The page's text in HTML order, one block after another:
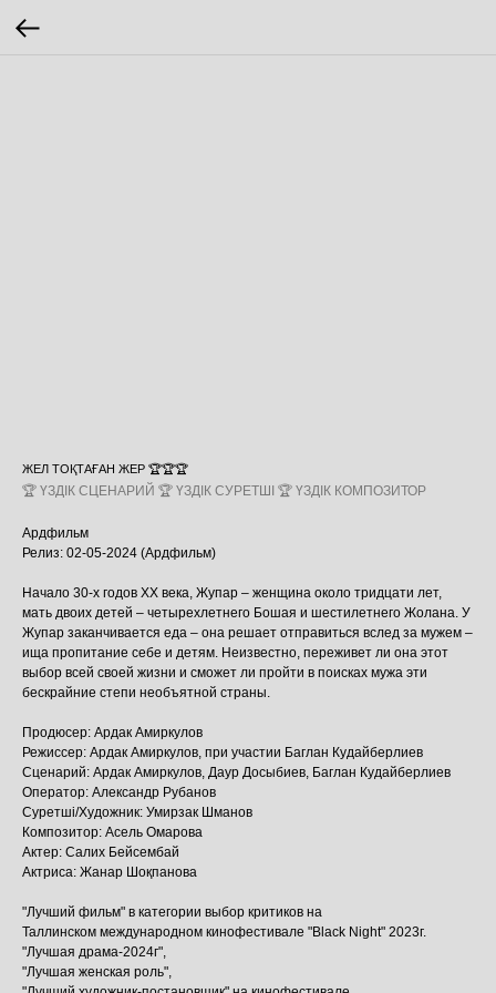
ЖЕЛ ТОҚТАҒАН ЖЕР 🏆🏆🏆
🏆 ҮЗДІК СЦЕНАРИЙ 🏆 ҮЗДІК СУРЕТШІ 🏆 ҮЗДІК КОМПОЗИТОР
Ардфильм
Релиз: 02-05-2024 (Ардфильм)
Начало 30-х годов XX века, Жупар – женщина около тридцати лет,
мать двоих детей – четырехлетнего Бошая и шестилетнего Жолана. У
Жупар заканчивается еда – она решает отправиться вслед за мужем –
ища пропитание себе и детям. Неизвестно, переживет ли она этот
выбор всей своей жизни и сможет ли пройти в поисках мужа эти
бескрайние степи необъятной страны.
Продюсер: Ардак Амиркулов
Режиссер: Ардак Амиркулов, при участии Баглан Кудайберлиев
Сценарий: Ардак Амиркулов, Даур Досыбиев, Баглан Кудайберлиев
Оператор: Александр Рубанов
Суретші/Художник: Умирзак Шманов
Композитор: Асель Омарова
Актер: Салих Бейсембай
Актриса: Жанар Шоқпанова
"Лучший фильм" в категории выбор критиков на
Таллинском международном кинофестивале "Black Night" 2023г.
"Лучшая драма-2024г",
"Лучшая женская роль",